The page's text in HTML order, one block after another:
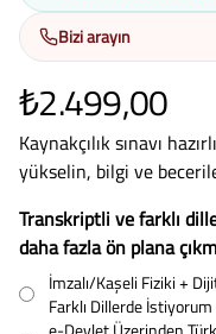
Bizi arayın
₺2.499,00
Kaynakçılık sınavı
yükselin, bilgi ve
Transkriptli ve farklı
daha fazla ön plana
İmzalı/Kaşeli Fiziki +
Farklı Dillerde İstiyorum